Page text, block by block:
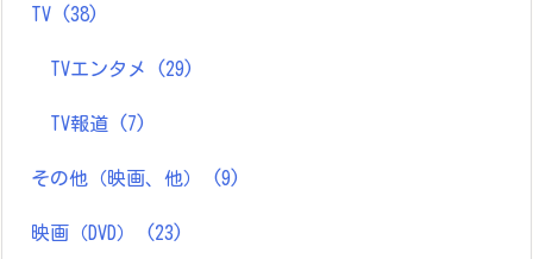
TV (38)
TVエンタメ (29)
TV報道 (7)
その他（映画、他） (9)
映画（DVD） (23)